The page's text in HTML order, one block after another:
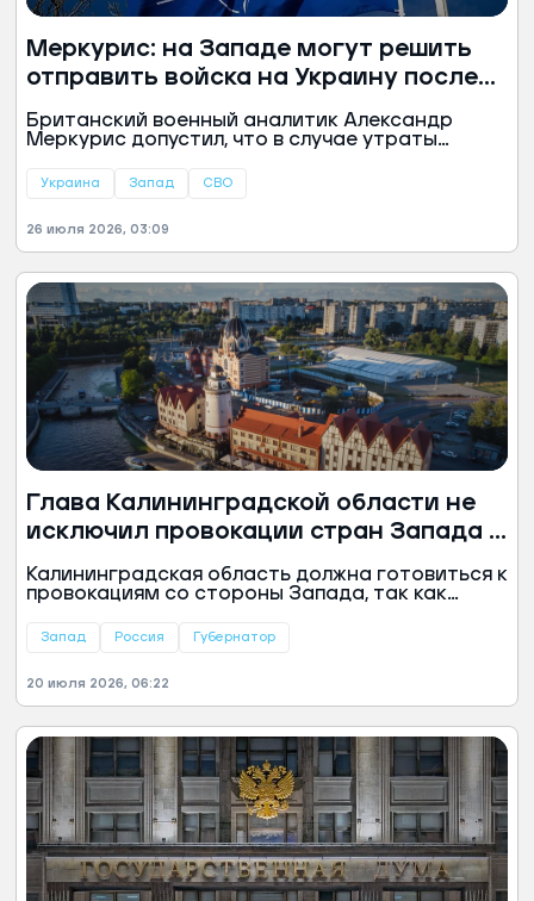
Меркурис: на Западе могут решить
отправить войска на Украину после
неудач ВСУ
Британский военный аналитик Александр
Меркурис допустил, что в случае утраты
Краматорском западные страны могут пойти
конфликта. По мнению эксперта, потеря
данных населенных пунктов лишит ВСУ
подготовленных оборонительных рубежей, что
создаст критическую ситуацию на фронте.
Украина Запад СВО
26 июля 2026, 03:09
Глава Калининградской области не
исключил провокации стран Запада в
регионе
Калининградская область должна готовиться к
провокациям со стороны Запада, так как
неадекватное поведение, заявил глава
Запад Россия Губернатор
20 июля 2026, 06:22